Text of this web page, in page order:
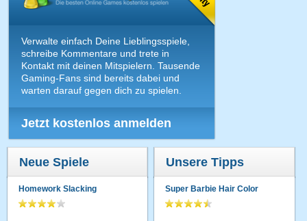
Verwalte einfach Deine Lieblingsspiele,
schreibe Kommentare und trete in
Kontakt mit deinen Mitspielern. Tausende
Gaming-Fans sind bereits dabei und
warten darauf gegen dich zu spielen.
Jetzt kostenlos anmelden
Neue Spiele
Homework Slacking
Unsere Tipps
Super Barbie Hair Color